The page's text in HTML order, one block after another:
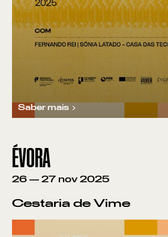
Saber mais
ÉVORA
26 — 27 nov 2025
Cestaria de Vime